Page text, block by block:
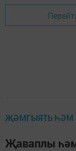
ҖӘМГЫЯТЬ ҺӘМ
Җаваплы